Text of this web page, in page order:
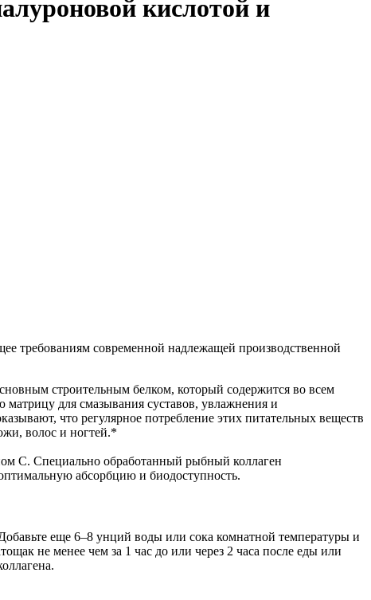
кислотой и
требованиям современной надлежащей производственной
строительным белком, который содержится во всем
матрицу для смазывания суставов, увлажнения и
что регулярное потребление этих питательных веществ
волос и ногтей.*
С. Специально обработанный рыбный коллаген
абсорбцию и биодоступность.
еще 6–8 унций воды или сока комнатной температуры и
не менее чем за 1 час до или через 2 часа после еды или